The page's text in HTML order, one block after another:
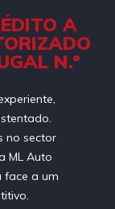
A
N.º
no sector
ML Auto
face a um